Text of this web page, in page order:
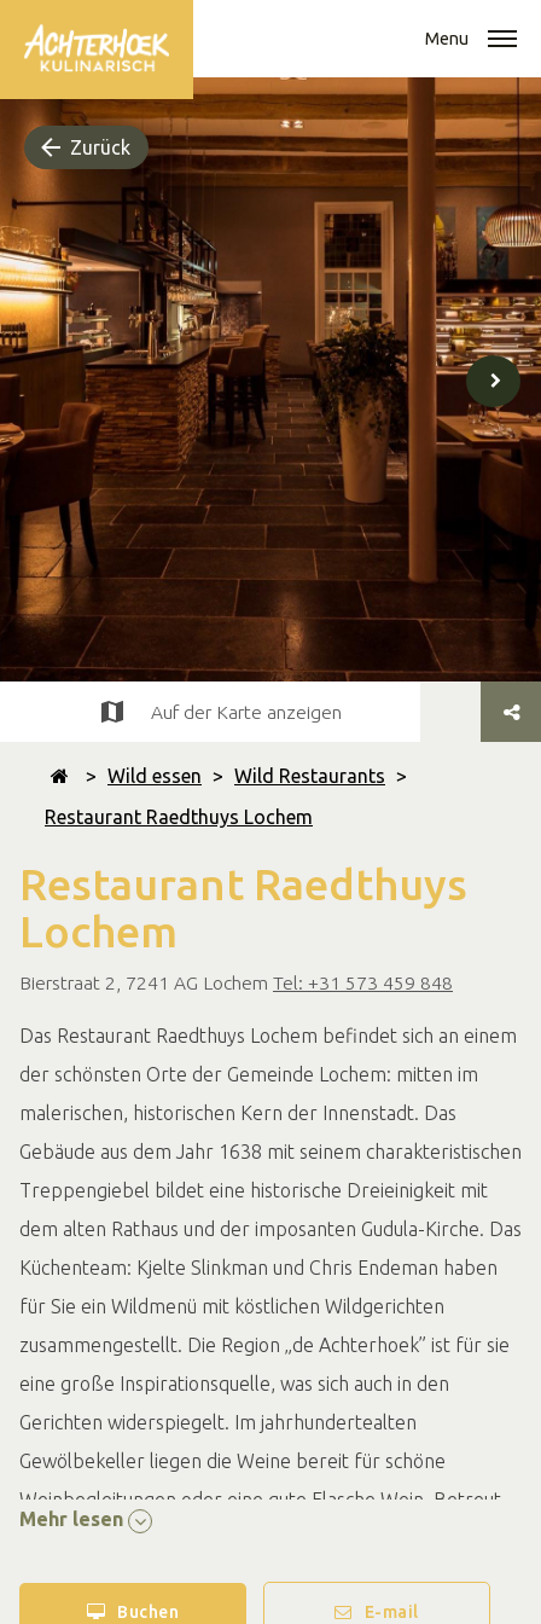
Menu
Zurück
> Wild essen > Wild Restaurants >
Restaurant Raedthuys Lochem
Restaurant Raedthuys
Lochem
Bierstraat 2, 7241 AG Lochem Tel: +31 573 459 848
Auf der Karte anzeigen
Das Restaurant Raedthuys Lochem befindet sich an einem
der schönsten Orte der Gemeinde Lochem: mitten im
malerischen, historischen Kern der Innenstadt. Das
Gebäude aus dem Jahr 1638 mit seinem charakteristischen
Treppengiebel bildet eine historische Dreieinigkeit mit
dem alten Rathaus und der imposanten Gudula-Kirche. Das
Küchenteam: Kjelte Slinkman und Chris Endeman haben
für Sie ein Wildmenü mit köstlichen Wildgerichten
zusammengestellt. Die Region „de Achterhoek” ist für sie
eine große Inspirationsquelle, was sich auch in den
Gerichten widerspiegelt. Im jahrhundertealten
Gewölbekeller liegen die Weine bereit für schöne
Weinbegleitungen oder eine gute Flasche Wein. Betreut
von Maître Roy van Soest und Walter Pet.
Sind Sie auf der Suche nach einer schönen Unterkunft in
Mehr lesen
Buchen E-mail